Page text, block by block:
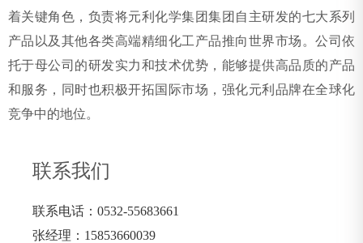
着关键角色，负责将元利化学集团集团自主研发的七大系列
产品以及其他各类高端精细化工产品推向世界市场。公司依
托于母公司的研发实力和技术优势，能够提供高品质的产品
和服务，同时也积极开拓国际市场，强化元利品牌在全球化
竞争中的地位。
联系我们
联系电话：0532-55683661
张经理：15853660039